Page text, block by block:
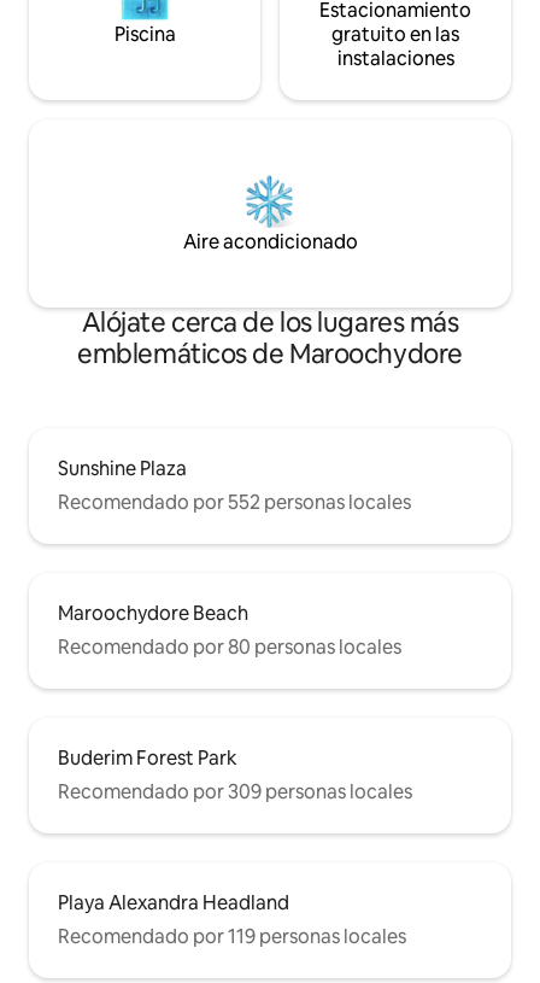
Piscina
Estacionamiento
gratuito en las
instalaciones
Aire acondicionado
Alójate cerca de los lugares más
emblemáticos de Maroochydore
Sunshine Plaza
Recomendado por 552 personas locales
Maroochydore Beach
Recomendado por 80 personas locales
Buderim Forest Park
Recomendado por 309 personas locales
Playa Alexandra Headland
Recomendado por 119 personas locales